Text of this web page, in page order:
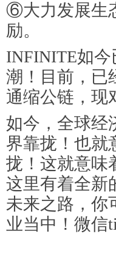
⑥大力发展生
励。
INFINITE如
潮！目前，已
通缩公链，现
如今，全球经
界靠拢！也就
拢！这就意味
这里有着全新
未来之路，你
业当中！微信